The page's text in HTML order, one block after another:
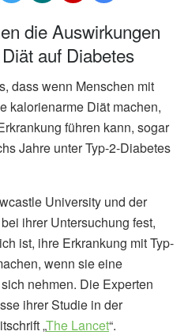
die Auswirkungen
auf Diabetes
dass wenn Menschen mit
kalorienarme Diät machen,
führen kann, sogar
Jahre unter Typ-2-Diabetes
University und der
ihrer Untersuchung fest,
ist, ihre Erkrankung mit Typ-
wenn sie eine
nehmen. Die Experten
ihrer Studie in der
„The Lancet“.